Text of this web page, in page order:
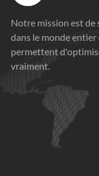
Notre mission est de
dans le monde
permettent
vraiment.